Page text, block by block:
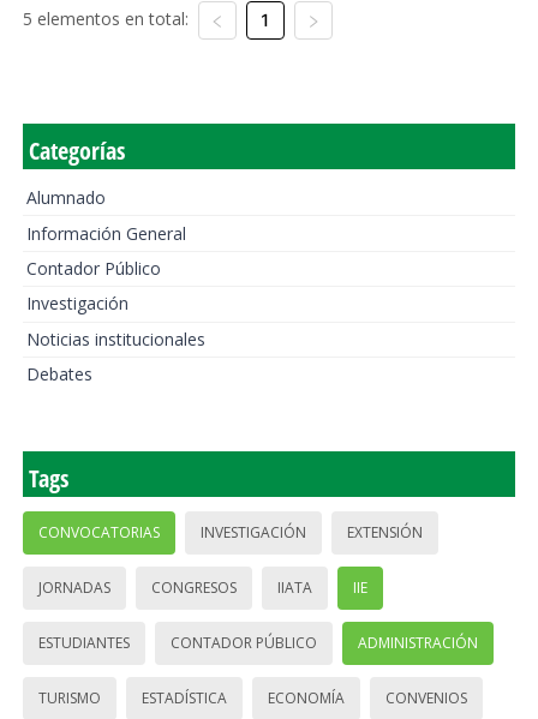
5 elementos en total: 1
Categorías
Alumnado
Información General
Contador Público
Investigación
Noticias institucionales
Debates
Tags
CONVOCATORIAS INVESTIGACIÓN EXTENSIÓN
JORNADAS CONGRESOS IIATA IIE
ESTUDIANTES CONTADOR PÚBLICO ADMINISTRACIÓN
TURISMO ESTADÍSTICA ECONOMÍA CONVENIOS